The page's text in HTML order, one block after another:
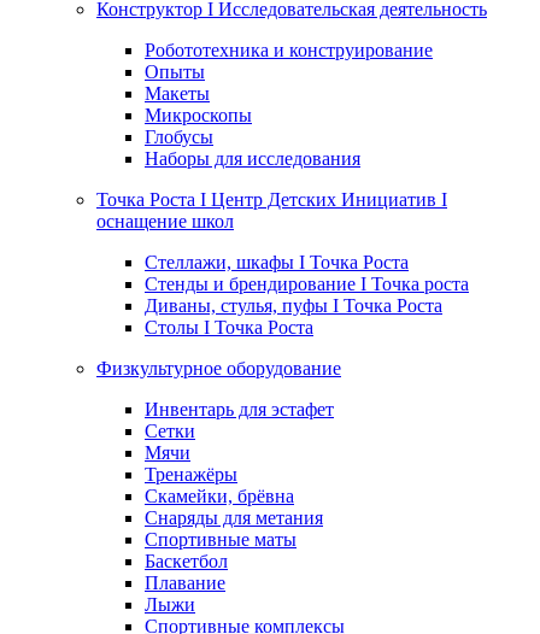
Конструктор I Исследовательская деятельность
Робототехника и конструирование
Опыты
Макеты
Микроскопы
Глобусы
Наборы для исследования
Точка Роста I Центр Детских Инициатив I
оснащение школ
Стеллажи, шкафы I Точка Роста
Стенды и брендирование I Точка роста
Диваны, стулья, пуфы I Точка Роста
Столы I Точка Роста
Физкультурное оборудование
Инвентарь для эстафет
Сетки
Мячи
Тренажёры
Скамейки, брёвна
Снаряды для метания
Спортивные маты
Баскетбол
Плавание
Лыжи
Спортивные комплексы